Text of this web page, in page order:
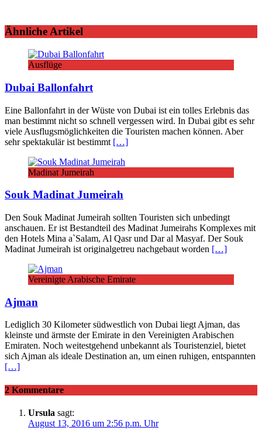
Ähnliche Artikel
Ausflüge
Dubai Ballonfahrt
Eine Ballonfahrt in der Wüste von Dubai ist ein tolles Erlebnis das
man bestimmt nicht so schnell vergessen wird. In Dubai gibt es sehr
viele Ausflugsmöglichkeiten die Touristen machen können. Aber
sehr spektakulär ist bestimmt […]
Madinat Jumeirah
Souk Madinat Jumeirah
Den Souk Madinat Jumeirah sollten Touristen sich unbedingt
anschauen. Er ist Bestandteil des Madinat Jumeirahs Komplexes mit
den Hotels Mina a`Salam, Al Qasr und Dar al Masyaf. Der Souk
Madinat Jumeirah ist originalgetreu nachgebaut worden […]
Vereinigte Arabische Emirate
Ajman
Lediglich 30 Kilometer südwestlich von Dubai liegt Ajman, das
kleinste und ärmste der Emirate in den Vereinigten Arabischen
Emiraten. Noch weitestgehend unbekannt als Touristenziel, bietet
sich Ajman als ideale Destination an, um einen ruhigen, entspannten
[…]
2 Kommentare
Ursula sagt:
August 13, 2016 um 2:56 p.m. Uhr